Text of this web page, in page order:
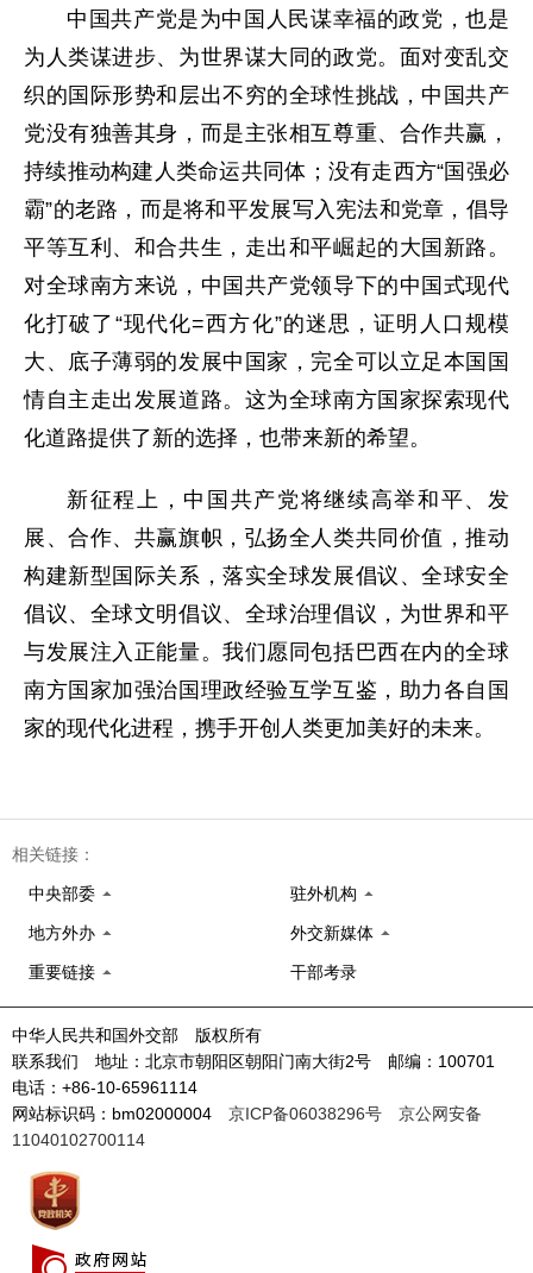
中国共产党是为中国人民谋幸福的政党，也是
为人类谋进步、为世界谋大同的政党。面对变乱交
织的国际形势和层出不穷的全球性挑战，中国共产
党没有独善其身，而是主张相互尊重、合作共赢，
持续推动构建人类命运共同体；没有走西方“国强必
霸”的老路，而是将和平发展写入宪法和党章，倡导
平等互利、和合共生，走出和平崛起的大国新路。
对全球南方来说，中国共产党领导下的中国式现代
化打破了“现代化=西方化”的迷思，证明人口规模
大、底子薄弱的发展中国家，完全可以立足本国国
情自主走出发展道路。这为全球南方国家探索现代
化道路提供了新的选择，也带来新的希望。
新征程上，中国共产党将继续高举和平、发
展、合作、共赢旗帜，弘扬全人类共同价值，推动
构建新型国际关系，落实全球发展倡议、全球安全
倡议、全球文明倡议、全球治理倡议，为世界和平
与发展注入正能量。我们愿同包括巴西在内的全球
南方国家加强治国理政经验互学互鉴，助力各自国
家的现代化进程，携手开创人类更加美好的未来。
相关链接：
中央部委 驻外机构
地方外办 外交新媒体
重要链接 干部考录
中华人民共和国外交部 版权所有
联系我们 地址：北京市朝阳区朝阳门南大街2号 邮编：100701
电话：+86-10-65961114
网站标识码：bm02000004 京ICP备06038296号
京公网安备
11040102700114